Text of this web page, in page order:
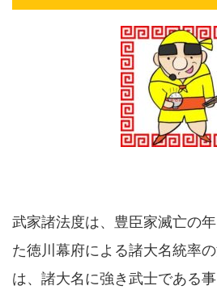
武家諸法度は、豊臣家滅亡の
た徳川幕府による諸大名統率
は、諸大名に強き武士である